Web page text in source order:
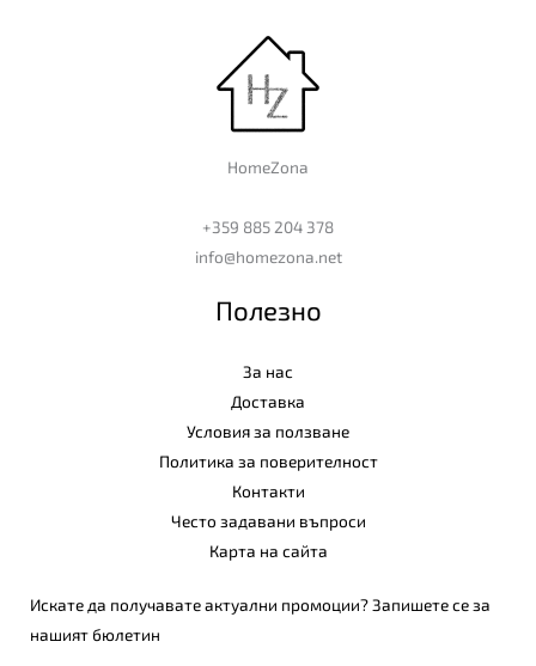
HomeZona
+359 885 204 378
info@homezona.net
Полезно
За нас
Доставка
Условия за ползване
Политика за поверителност
Контакти
Често задавани въпроси
Карта на сайта
Искате да получавате актуални промоции? Запишете се за
нашият бюлетин